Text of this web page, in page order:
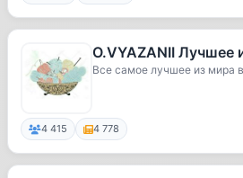
O.VYAZANII Лучшее
Все самое лучшее из мира
4 415 4 778